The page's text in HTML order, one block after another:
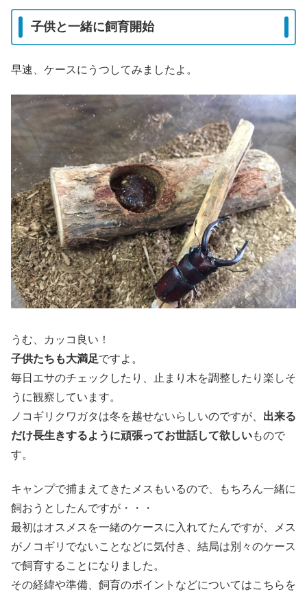
子供と一緒に飼育開始
早速、ケースにうつしてみましたよ。
うむ、カッコ良い！
子供たちも大満足ですよ。
毎日エサのチェックしたり、止まり木を調整したり楽しそ
うに観察しています。
ノコギリクワガタは冬を越せないらしいのですが、 出来る
だけ長生きするように頑張ってお世話して欲しいもので
す。
キャンプで捕まえてきたメスもいるので、もちろん一緒に
飼おうとしたんですが・・・
最初はオスメスを一緒のケースに入れてたんですが、メス
がノコギリでないことなどに気付き、結局は別々のケース
で飼育することになりました。
その経緯や準備、飼育のポイントなどについてはこちらを